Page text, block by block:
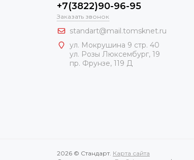
+7(3822)90-96-95
Заказать звонок
standart@mail.tomsknet.ru
ул. Мокрушина 9 стр. 40
ул. Розы Люксембург, 19
пр. Фрунзе, 119 Д
2026 © Стандарт. Карта сайта